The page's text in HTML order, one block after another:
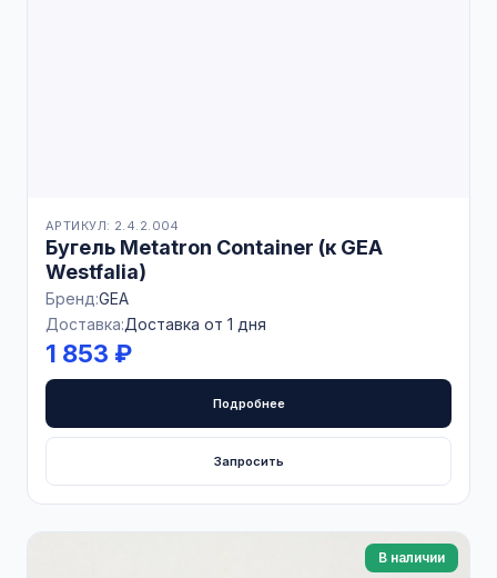
АРТИКУЛ: 2.4.2.004
Бугель Metatron Container (к GEA
Westfalia)
Бренд:GEA
Доставка:Доставка от 1 дня
1 853 ₽
Подробнее
Запросить
В наличии